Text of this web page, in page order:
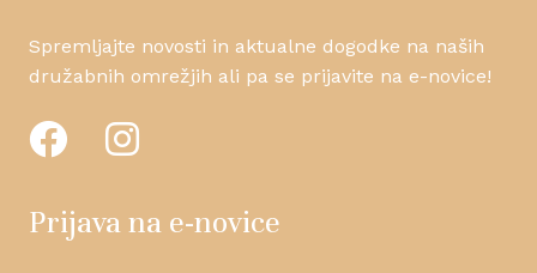
Spremljajte novosti in aktualne dogodke na naših
družabnih omrežjih ali pa se prijavite na e-novice!
Prijava na e-novice